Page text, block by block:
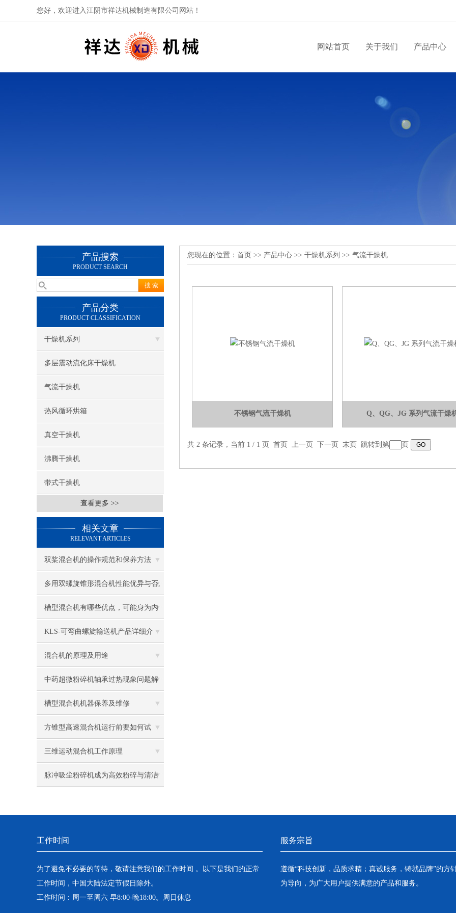
您好，欢迎进入江阴市祥达机械制造有限公司网站！
网站首页 关于我们 产品中心
产品搜索
PRODUCT SEARCH
产品分类
PRODUCT CLASSIFICATION
干燥机系列
多层震动流化床干燥机
气流干燥机
热风循环烘箱
真空干燥机
沸腾干燥机
带式干燥机
查看更多 >>
相关文章
RELEVANT ARTICLES
双桨混合机的操作规范和保养方法
（江阴祥达机械）
多用双螺旋锥形混合机性能优异与否,
这些能说明
槽型混合机有哪些优点，可能身为内
行的你都说不清吧
KLS-可弯曲螺旋输送机产品详细介
绍：
混合机的原理及用途
中药超微粉碎机轴承过热现象问题解
答
槽型混合机机器保养及维修
方锥型高速混合机运行前要如何试
机？
三维运动混合机工作原理
脉冲吸尘粉碎机成为高效粉碎与清洁
您现在的位置： 首页 >> 产品中心 >> 干燥机系列 >> 气流干燥机
不锈钢气流干燥机 Q、QG、JG 系列气流干燥
共 2 条记录，当前 1 / 1 页 首页 上一页 下一页 末页 跳转到第 页
工作时间
为了避免不必要的等待，敬请注意我们的工作时间 。以下是我们的正常
工作时间，中国大陆法定节假日除外。
工作时间：周一至周六 早8:00-晚18:00。周日休息
服务宗旨
遵循“科技创新，品质求精；真诚服务，铸就品牌”的方
为导向，为广大用户提供满意的产品和服务。